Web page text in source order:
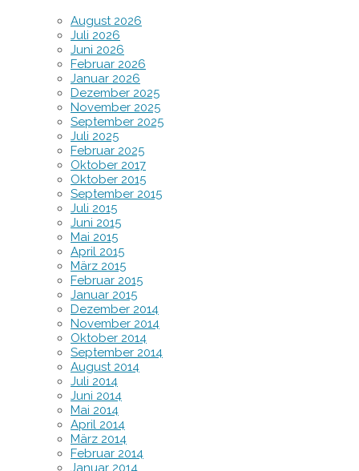
August 2026
Juli 2026
Juni 2026
Februar 2026
Januar 2026
Dezember 2025
November 2025
September 2025
Juli 2025
Februar 2025
Oktober 2017
Oktober 2015
September 2015
Juli 2015
Juni 2015
Mai 2015
April 2015
März 2015
Februar 2015
Januar 2015
Dezember 2014
November 2014
Oktober 2014
September 2014
August 2014
Juli 2014
Juni 2014
Mai 2014
April 2014
März 2014
Februar 2014
Januar 2014